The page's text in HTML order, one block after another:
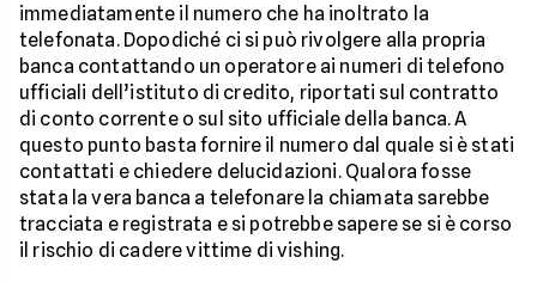
immediatamente il numero che ha inoltrato la
telefonata. Dopodiché ci si può rivolgere alla propria
banca contattando un operatore ai numeri di telefono
ufficiali dell’istituto di credito, riportati sul contratto
di conto corrente o sul sito ufficiale della banca. A
questo punto basta fornire il numero dal quale si è stati
contattati e chiedere delucidazioni. Qualora fosse
stata la vera banca a telefonare la chiamata sarebbe
tracciata e registrata e si potrebbe sapere se si è corso
il rischio di cadere vittime di vishing.